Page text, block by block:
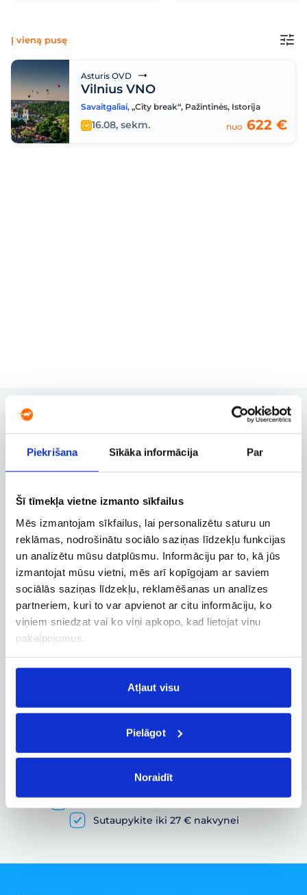
Piekrišana Sīkāka informācija Par
Šī tīmekļa vietne izmanto sīkfailus
Mēs izmantojam sīkfailus, lai personalizētu saturu un
reklāmas, nodrošinātu sociālo saziņas līdzekļu funkcijas
un analizētu mūsu datplūsmu. Informāciju par to, kā jūs
izmantojat mūsu vietni, mēs arī kopīgojam ar saviem
sociālās saziņas līdzekļu, reklamēšanas un analīzes
partneriem, kuri to var apvienot ar citu informāciju, ko
viņiem sniedzat vai ko viņi apkopo, kad lietojat viņu
pakalpojumus.
Atļaut visu
Pielāgot
Noraidīt
Į vieną pusę
Asturis OVD
Vilnius VNO
Savaitgaliai, „City break“, Pažintinės, Istorija
16.08, sekm. nuo 622 €
Užsakymų valdymas
Užsakymo keitimas, atšaukimas ir
Verslo paskyra
Verslo, tarnybinių ir darbostogų
skrydžių užsakymai
Skrydžio sekimas
Skrydžio būsenos ir kitos aktualios
informacijos sekimas realiuoju laiku
Pigių skrydžių paieška ir lėktuvo bilietų
užsakymas
Gausybė skrydžių pasiūlymų
Sutaupykite iki 27 € nakvynei